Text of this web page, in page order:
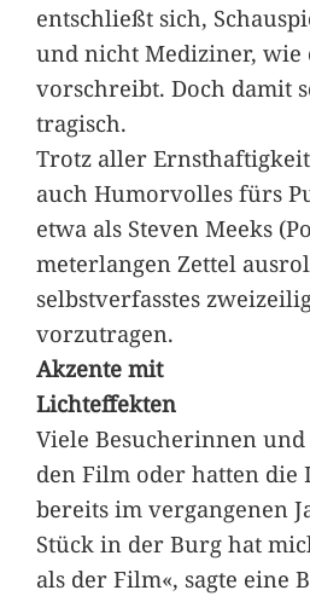
entschließt sich,
und nicht Mediziner, wie
vorschreibt. Doch damit
tragisch.
Trotz aller
auch Humorvolles fürs
etwa als Steven Meeks
meterlangen Zettel
selbstverfasstes
vorzutragen.
Akzente mit
Lichteffekten
Viele Besucherinnen
den Film oder hatten die
bereits im vergangenen
Stück in der Burg hat
als der Film«, sagte eine